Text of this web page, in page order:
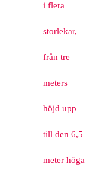
i flera
storlekar,
från tre
meters
höjd upp
till den 6,5
meter höga